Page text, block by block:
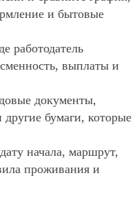
и бытовые
работодатель
выплаты и
документы,
другие бумаги, которые
начала, маршрут,
проживания и